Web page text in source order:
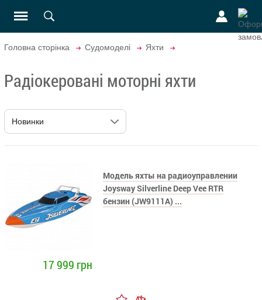
Головна сторінка Судомоделі Яхти
Радіокеровані моторні яхти
Модель яхты на радиоуправлении
Joysway Silverline Deep Vee RTR
бензин (JW9111A) ...
17 999 грн